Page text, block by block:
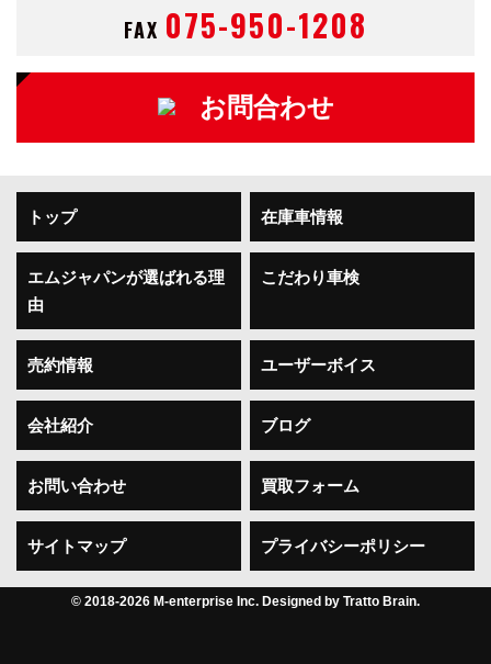
ージャー タフパッケージリミテッド(2007年4月)カタロ
ボディタイプ 軽-RV系
ドア数 5ドア
乗員定員 4名
型式 TA-TW2
全長×全幅×全高 3395×1475×1900mm
ホイールベース 1885mm
トレッド前／後 1280/1280mm
※2004年4月以降の発売車種につきましては、車両本体
価格と消費税相当額（地方消費税額を含む）を含んだ総
額表示（内税）となります。
燃費・性能・詳細スペック
エンジン・燃料系
エンジン型式 EN07
FAX 075-950-1208
お問合わせ
トップ 在庫車情報
エムジャパンが選ばれる理
由
こだわり車検
売約情報 ユーザーボイス
会社紹介 ブログ
お問い合わせ 買取フォーム
サイトマップ プライバシーポリシー
© 2018-2026 M-enterprise Inc. Designed by Tratto Brain.